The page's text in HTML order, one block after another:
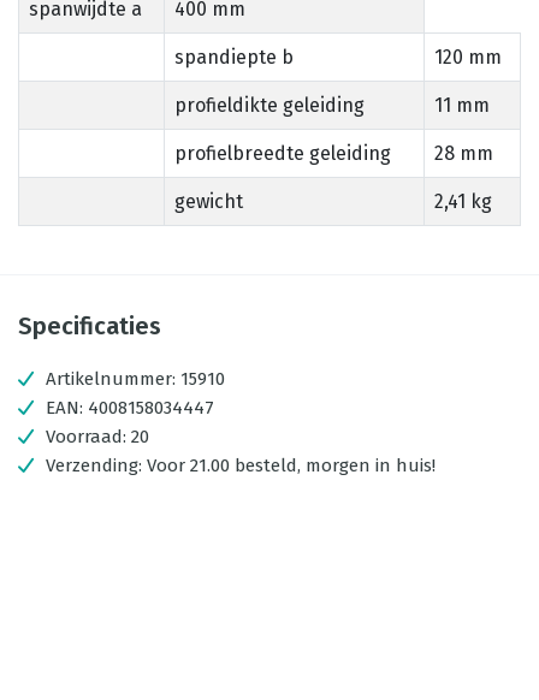
spanwijdte a 400 mm
spandiepte b 120 mm
profieldikte geleiding 11 mm
profielbreedte geleiding 28 mm
gewicht 2,41 kg
Specificaties
Artikelnummer: 15910
EAN: 4008158034447
Voorraad: 20
Verzending: Voor 21.00 besteld, morgen in huis!